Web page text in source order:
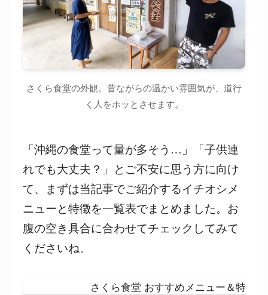
さくら食堂の外観。昔ながらの温かい雰囲気が、道行
く人をホッとさせます。
「沖縄の食堂って量が多そう…」「子供連
れでも大丈夫？」とご不安に思う方に向け
て、まずは当記事でご紹介するイチオシメ
ニューと特徴を一覧表でまとめました。お
腹の空き具合に合わせてチェックしてみて
くださいね。
さくら食堂 おすすめメニュー＆特徴